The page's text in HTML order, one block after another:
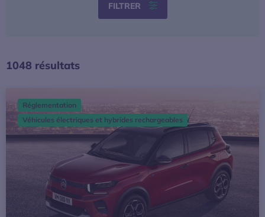
FILTRER
1048 résultats
Réglementation
Véhicules électriques et hybrides rechargeables